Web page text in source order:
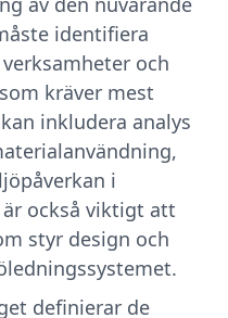
identifiera
och
kräver mest
inkludera analys
i
också viktigt att
styr design och
definierar de